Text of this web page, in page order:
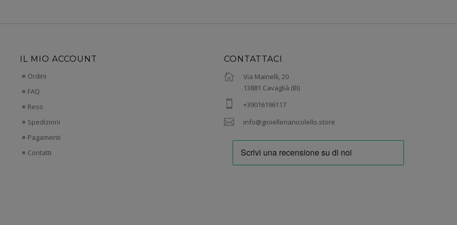
IL MIO ACCOUNT
Ordini
FAQ
Reso
Spedizioni
Pagamenti
Contatti
CONTATTACI
Via Mainelli, 20
13881 Cavaglià (BI)
+39016196117
info@gioiellerianicolello.store